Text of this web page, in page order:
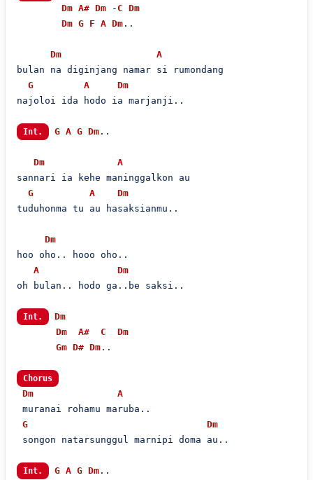
Dm A# Dm - C Dm
Dm G F A Dm..
Dm
A
bulan na diginjang namar si rumondang
G
A
Dm
najoloi ida hodo ia marjanji..
Int. G A G Dm..
Dm
A
sannari ia kehe maninggalkon au
G
A
Dm
tuduhonma tu au hasaksianmu..
Dm
hoo oho.. hooo oho..
A
Dm
oh bulan.. hodo ga..be saksi..
Int.
Dm
Dm
A# C
Dm
Gm D# Dm..
Chorus
Dm
A
muranai rohamu maruba..
G
Dm
songon natarsunggul marnipi doma au..
Int. G A G Dm..